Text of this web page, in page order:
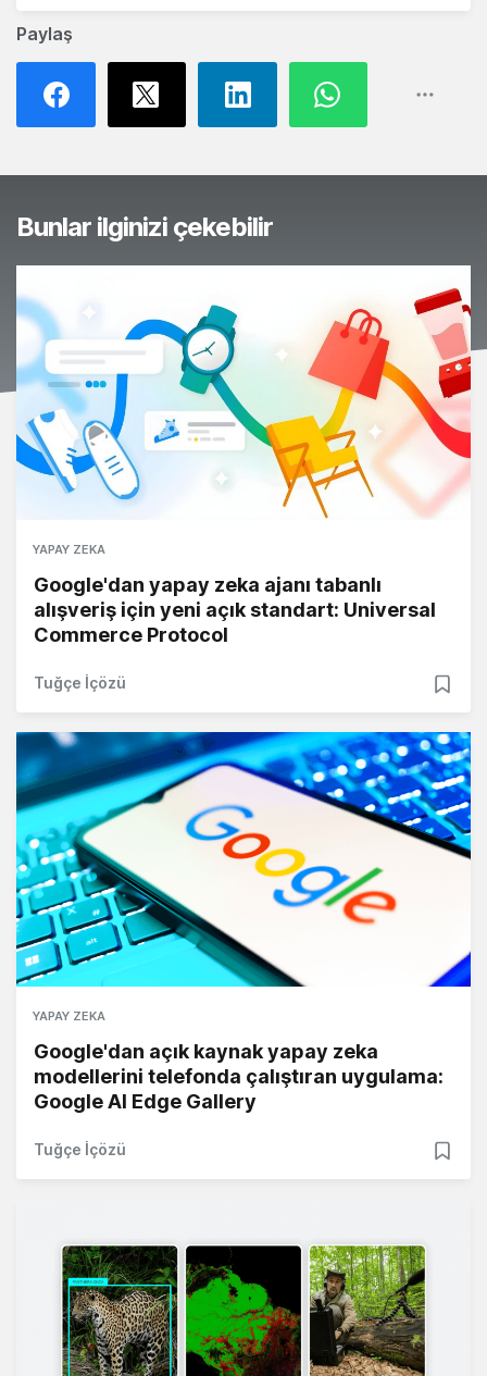
Paylaş
Bunlar ilginizi çekebilir
YAPAY ZEKA
Google'dan yapay zeka ajanı tabanlı
alışveriş için yeni açık standart: Universal
Commerce Protocol
Tuğçe İçözü
YAPAY ZEKA
Google'dan açık kaynak yapay zeka
modellerini telefonda çalıştıran uygulama:
Google AI Edge Gallery
Tuğçe İçözü